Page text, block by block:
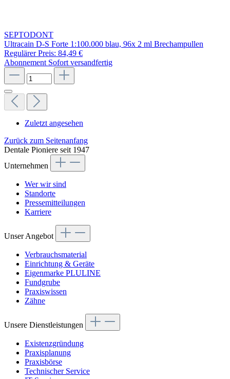
SEPTODONT
Ultracain D-S Forte 1:100.000 blau, 96x 2 ml Brechampullen
Regulärer Preis: 84,49 €
Abonnement Sofort versandfertig
Zuletzt angesehen
Zurück zum Seitenanfang
Dentale Pioniere seit 1947
Unternehmen
Wer wir sind
Standorte
Pressemitteilungen
Karriere
Unser Angebot
Verbrauchsmaterial
Einrichtung & Geräte
Eigenmarke PLULINE
Fundgrube
Praxiswissen
Zähne
Unsere Dienstleistungen
Existenzgründung
Praxisplanung
Praxisbörse
Technischer Service